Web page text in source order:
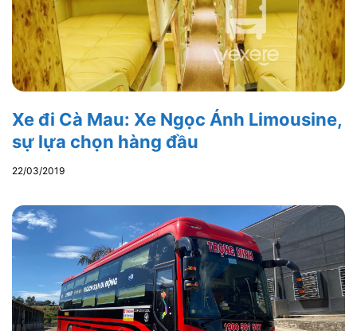
Xe đi Cà Mau: Xe Ngọc Ánh Limousine,
sự lựa chọn hàng đầu
22/03/2019